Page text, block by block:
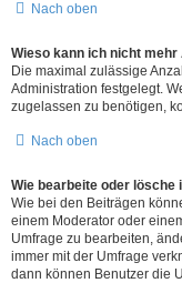
Nach oben
Wieso kann ich nicht
Die maximal zulässige
Administration festgelegt.
zugelassen zu benötigen,
Nach oben
Wie bearbeite oder lösche
Wie bei den Beiträgen
einem Moderator oder
Umfrage zu bearbeiten,
immer mit der Umfrage
dann können Benutzer die